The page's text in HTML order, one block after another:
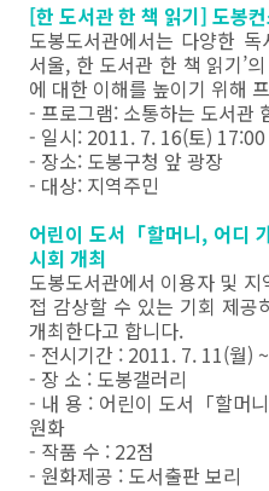
[한 도서관 한 책 읽기] 도봉
도봉도서관에서는 다양한
서울, 한 도서관 한 책 읽기’
에 대한 이해를 높이기 위해
- 프로그램: 소통하는 도서관
- 일시: 2011. 7. 16(토)
- 장소: 도봉구청 앞 광장
- 대상: 지역주민
어린이 도서「할머니, 어디
시회 개최
도봉도서관에서 이용자 및
접 감상할 수 있는 기회 제공
개최한다고 합니다.
- 전시기간 : 2011. 7. 11(월)
- 장 소 : 도봉갤러리
- 내 용 : 어린이 도서「할머
원화
- 작품 수 : 22점
- 원화제공 : 도서출판 보리